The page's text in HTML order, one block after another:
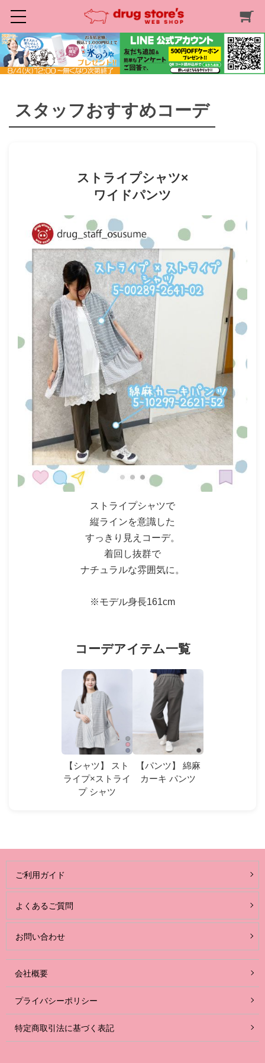
スタッフおすすめコーデ
ストライプシャツ×
ワイドパンツ
ストライプシャツで
縦ラインを意識した
すっきり見えコーデ。
着回し抜群で
ナチュラルな雰囲気に。
※モデル身長161cm
コーデアイテム一覧
【シャツ】 スト
ライプ×ストライ
プ シャツ
【パンツ】 綿麻
カーキ パンツ
ご利用ガイド
よくあるご質問
お問い合わせ
会社概要
プライバシーポリシー
特定商取引法に基づく表記